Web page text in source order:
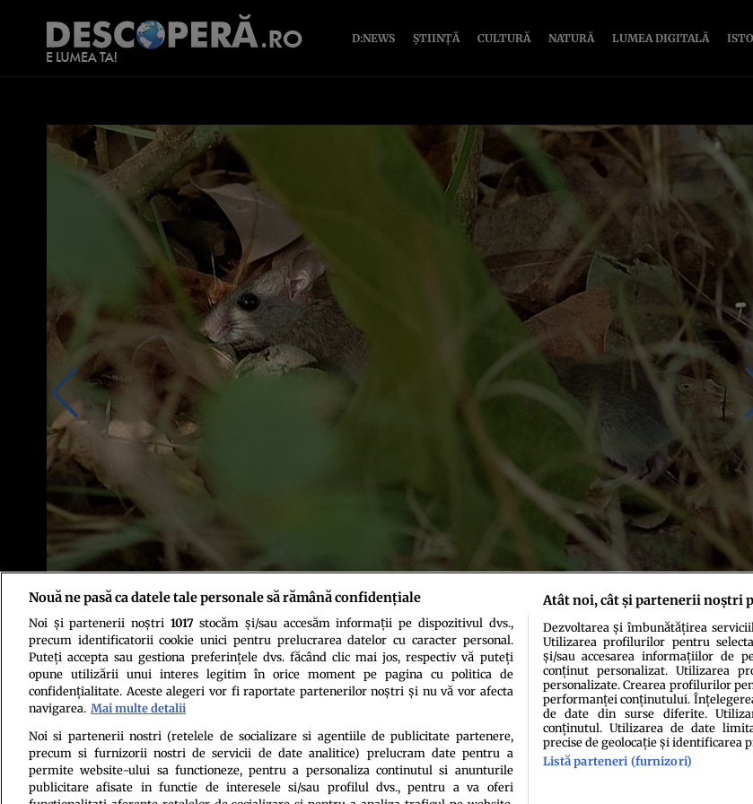
D:NEWS ȘTIINȚĂ CULTURĂ NATURĂ LUMEA DIGITALĂ
Schimbările climatice induse de om au dus la dispariţia în totalitate a singurei specii de mamifere din Marea Barieră de Corali a Australiei.
Politica de confidenţialitatePolitica de cookiesTermeni şi condiţiiEchipa
Nouă ne pasă ca datele tale personale să rămână confidențiale
Noi și partenerii noștri 1017stocăm și/sau accesăm informații pe dispozitivul dvs.,
precum identificatorii cookie unici pentru prelucrarea datelor cu caracter personal.
Puteți accepta sau gestiona preferințele dvs. făcând clic mai jos, respectiv vă puteți
opune utilizării unui interes legitim în orice moment pe pagina cu politica de
confidențialitate. Aceste alegeri vor fi raportate partenerilor noștri și nu vă vor afecta
navigarea. Mai multe detalii
Noi si partenerii nostri (retelele de socializare si agentiile de publicitate partenere,
precum si furnizorii nostri de servicii de date analitice) prelucram date pentru a
permite website-ului sa functioneze, pentru a personaliza continutul si anunturile
publicitare afisate in functie de interesele si/sau profilul dvs., pentru a va oferi
Atât noi, cât și partenerii noștri
Dezvoltarea și îmbunătățirea
Utilizarea profilurilor pentru
și/sau accesarea informațiilor de
conținut personalizat. Utilizarea
personalizate. Crearea profilurilor
performanței conținutului.
de date din surse diferite.
conținutul. Utilizarea de date
precise de geolocație și identificarea
Listă parteneri (furnizori)